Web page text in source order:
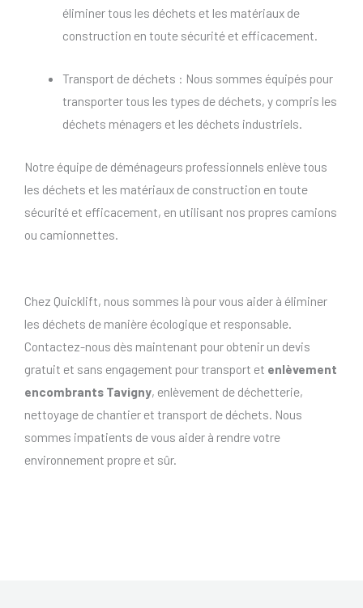
éliminer tous les déchets et les matériaux de
construction en toute sécurité et efficacement.
Transport de déchets : Nous sommes équipés pour
transporter tous les types de déchets, y compris les
déchets ménagers et les déchets industriels.
Notre équipe de déménageurs professionnels enlève tous
les déchets et les matériaux de construction en toute
sécurité et efficacement, en utilisant nos propres camions
ou camionnettes.
Chez Quicklift, nous sommes là pour vous aider à éliminer
les déchets de manière écologique et responsable.
Contactez-nous dès maintenant pour obtenir un devis
gratuit et sans engagement pour transport et enlèvement
encombrants Tavigny, enlèvement de déchetterie,
nettoyage de chantier et transport de déchets. Nous
sommes impatients de vous aider à rendre votre
environnement propre et sûr.